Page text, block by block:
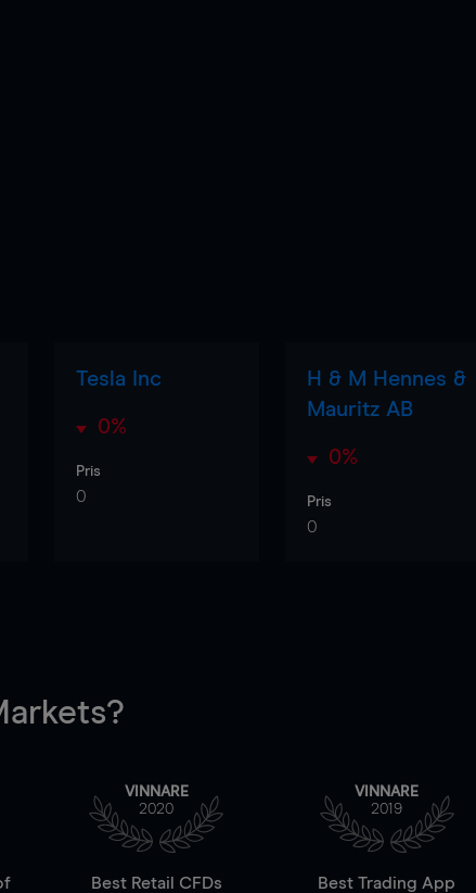
Tesla Inc
0%
Pris
0
H & M Hennes &
Mauritz AB
0%
Pris
0
VINNARE
2020
Best Retail CFDs
VINNARE
2019
Best Trading App